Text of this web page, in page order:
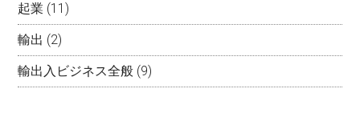
起業 (11)
輸出 (2)
輸出入ビジネス全般 (9)